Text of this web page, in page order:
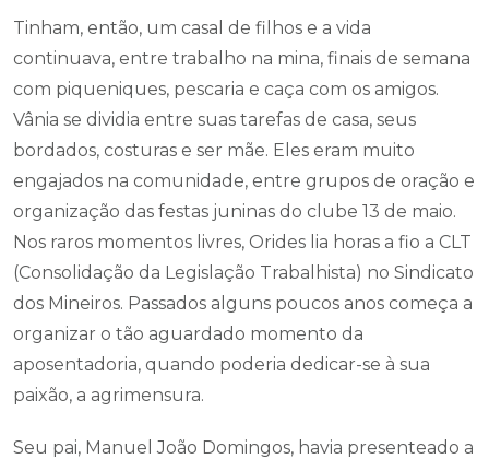
Tinham, então, um casal de filhos e a vida
continuava, entre trabalho na mina, finais de semana
com piqueniques, pescaria e caça com os amigos.
Vânia se dividia entre suas tarefas de casa, seus
bordados, costuras e ser mãe. Eles eram muito
engajados na comunidade, entre grupos de oração e
organização das festas juninas do clube 13 de maio.
Nos raros momentos livres, Orides lia horas a fio a CLT
(Consolidação da Legislação Trabalhista) no Sindicato
dos Mineiros. Passados alguns poucos anos começa a
organizar o tão aguardado momento da
aposentadoria, quando poderia dedicar-se à sua
paixão, a agrimensura.
Seu pai, Manuel João Domingos, havia presenteado a